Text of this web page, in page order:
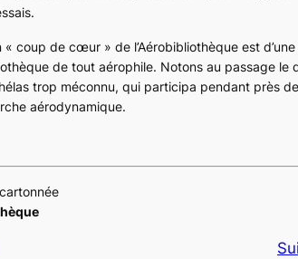
coup de cœur » de l’Aérobibliothèque est
de tout aérophile. Notons au passage le
trop méconnu, qui participa pendant près
aérodynamique.